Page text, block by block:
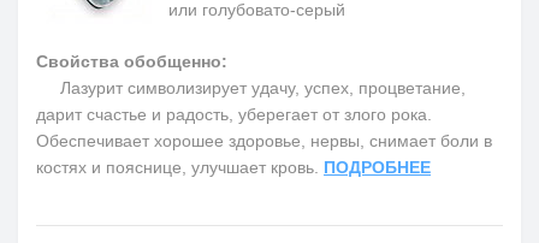
или голубовато-серый
Свойства обобщенно:
Лазурит символизирует удачу, успех, процветание,
дарит счастье и радость, уберегает от злого рока.
Обеспечивает хорошее здоровье, нервы, снимает боли в
костях и пояснице, улучшает кровь. ПОДРОБНЕЕ